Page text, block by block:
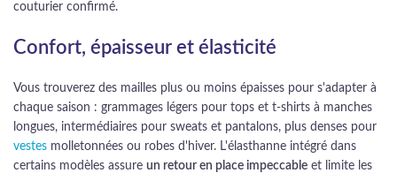
couturier confirmé.
Confort, épaisseur et élasticité
Vous trouverez des mailles plus ou moins épaisses pour s'adapter à
chaque saison : grammages légers pour tops et t-shirts à manches
longues, intermédiaires pour sweats et pantalons, plus denses pour
vestes molletonnées ou robes d'hiver. L'élasthanne intégré dans
certains modèles assure un retour en place impeccable et limite les